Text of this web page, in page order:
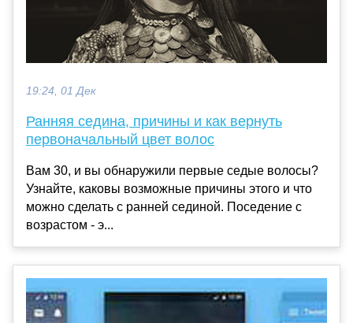
19:24, 01 Дек
Ранняя седина, причины и как вернуть
первоначальный цвет волос
Вам 30, и вы обнаружили первые седые волосы?
Узнайте, каковы возможные причины этого и что
можно сделать с ранней сединой. Поседение с
возрастом - э...